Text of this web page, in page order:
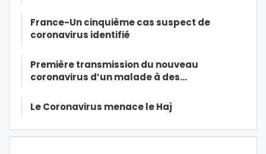
France-Un cinquième cas suspect de
coronavirus identifié
Première transmission du nouveau
coronavirus d’un malade à des…
Le Coronavirus menace le Haj